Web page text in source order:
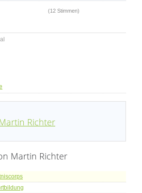
(12 Stimmen)
Richter
Martin Richter